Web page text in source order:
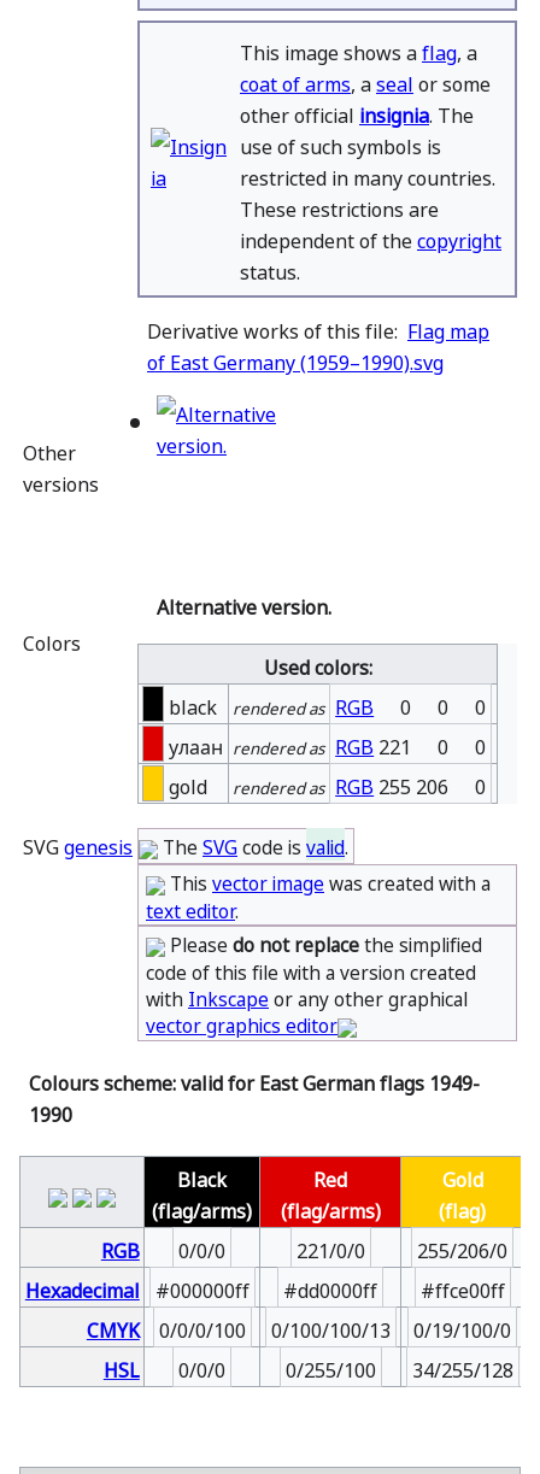
This image shows aflag , a
coat of arms , asealor some
other official insignia . The
use of such symbols is
restricted in many countries.
These restrictions are
independent of thecopyright
status.
Other
versions
Derivative works of this file: Flag map
of East Germany (1959–1990).svg
Alternative version.
Colors
Used colors:
black
rendered as RGB 0 0
0
улаан rendered as RGB 221 0
0
gold
rendered as RGB 255 206
0
SVGgenesis TheSVGcode isvalid.
Thisvector imagewas created with a
text editor.
Pleasedo not replacethe simplified
code of this file with a version created
with Inkscapeor any other graphical
vector graphics editor
Colours scheme: valid for East German flags 1949-
1990
Black
(flag/arms)
Red
(flag/arms)
Gold
(flag)
RGB
0/0/0 221/0/0
255/206/0
Hexadecimal #000000ff #dd0000ff
#ffce00ff
CMYK 0/0/0/100 0/100/100/13
0/19/100/0
HSL
0/0/0 0/255/100 34/255/128